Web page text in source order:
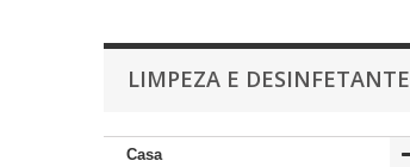
LIMPEZA E DESINFETANTE
Casa